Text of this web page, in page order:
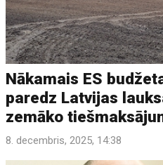
Nākamais ES
paredz Latvijas
zemāko
8. decembris, 2025, 14:38